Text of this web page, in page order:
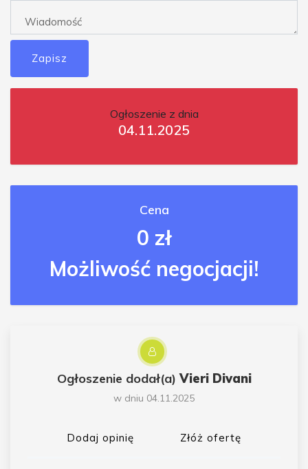
Zapisz
Ogłoszenie z dnia
04.11.2025
Cena
0 zł
Możliwość negocjacji!
Ogłoszenie dodał(a)Vieri Divani
w dniu 04.11.2025
Dodaj opinię Złóż ofertę